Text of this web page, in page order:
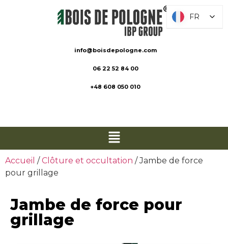
info@boisdepologne.com
06 22 52 84 00
+48 608 050 010
Accueil /Clôture et occultation / Jambe de force
pour grillage
Jambe de force pour
grillage
FR
FR